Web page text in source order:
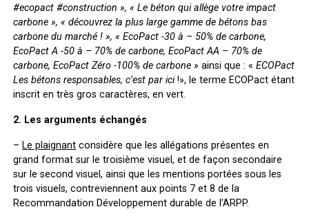
#ecopact #construction », « Le béton qui allège votre impact
carbone », « découvrez la plus large gamme de bétons bas
carbone du marché ! », « EcoPact -30 à – 50% de carbone,
EcoPact A -50 à – 70% de carbone, EcoPact AA – 70% de
carbone, EcoPact Zéro -100% de carbone » ainsi que : « ECOPact
Les bétons responsables, c’est par ici!», le terme ECOPact étant
inscrit en très gros caractères, en vert.
2. Les arguments échangés
– Le plaignantconsidère que les allégations présentes en
grand format sur le troisième visuel, et de façon secondaire
sur le second visuel, ainsi que les mentions portées sous les
trois visuels, contreviennent aux points 7 et 8 de la
Recommandation Développement durable de l’ARPP.